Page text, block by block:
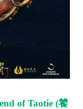
of Taotie (饕